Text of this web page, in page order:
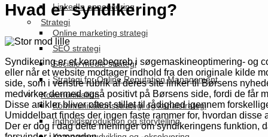
LinkedIn annoncering
Strategi
Online marketing strategi
SEO strategi
Sociale medie strategi
Strategi for Online Reputation Management
Kommunikation
Kommunikationsstrategi og kanalstrategi
Indholdsproduktion og storytelling
Hvad er syndikering?
Syndikering er et kernebegreb i søgemaskineoptimering- og
eller når et website modtager indhold fra den originale kilde
side, som i venstre rubrik af deres site linker til Børsens
medvirker dermed også positivt på Børsens side, fordi de får
Disse artikler bliver oftest stillet til rådighed igennem
Umiddelbart findes der ingen faste rammer for, hvordan
Der er dog i dag delte meninger om syndikeringens